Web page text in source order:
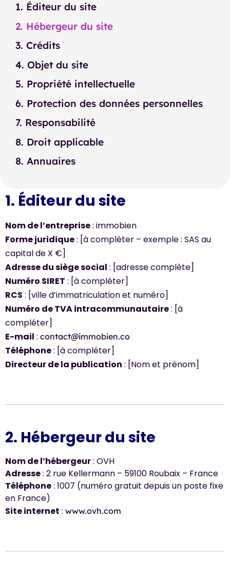
1. Éditeur du site
2. Hébergeur du site
3. Crédits
4. Objet du site
5. Propriété intellectuelle
6. Protection des données personnelles
7. Responsabilité
8. Droit applicable
8. Annuaires
1. Éditeur du site
Nom de l’entreprise: immobien
Forme juridique: [à compléter – exemple : SAS au
capital de X €]
Adresse du siège social : [adresse complète]
Numéro SIRET : [à compléter]
RCS : [ville d’immatriculation et numéro]
Numéro de TVA intracommunautaire: [à
compléter]
E-mail : contact@immobien.co
Téléphone: [à compléter]
Directeur de la publication : [Nom et prénom]
2. Hébergeur du site
Nom de l’hébergeur: OVH
Adresse: 2 rue Kellermann – 59100 Roubaix – France
Téléphone: 1007 (numéro gratuit depuis un poste fixe
en France)
Site internet : www.ovh.com